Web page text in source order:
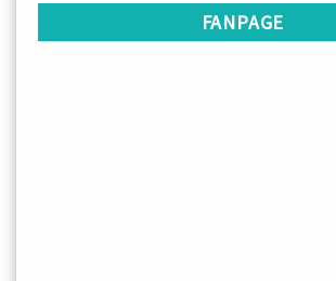
FANPAGE